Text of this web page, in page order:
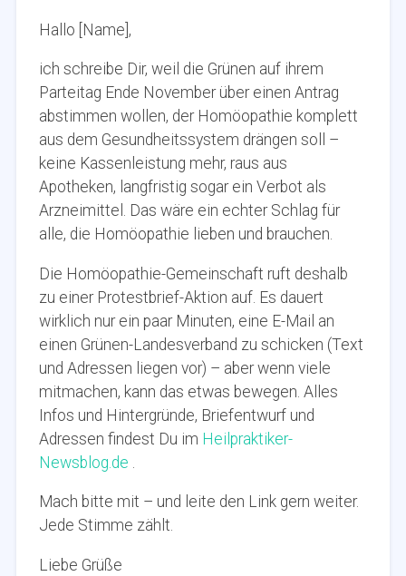
Hallo [Name],
ich schreibe Dir, weil die Grünen auf ihrem
Parteitag Ende November über einen Antrag
abstimmen wollen, der Homöopathie komplett
aus dem Gesundheitssystem drängen soll –
keine Kassenleistung mehr, raus aus
Apotheken, langfristig sogar ein Verbot als
Arzneimittel. Das wäre ein echter Schlag für
alle, die Homöopathie lieben und brauchen.
Die Homöopathie-Gemeinschaft ruft deshalb
zu einer Protestbrief-Aktion auf. Es dauert
wirklich nur ein paar Minuten, eine E-Mail an
einen Grünen-Landesverband zu schicken (Text
und Adressen liegen vor) – aber wenn viele
mitmachen, kann das etwas bewegen. Alles
Infos und Hintergründe, Briefentwurf und
Adressen findest Du im Heilpraktiker-
Newsblog.de
Mach bitte mit – und leite den Link gern weiter.
Jede Stimme zählt.
Liebe Grüße